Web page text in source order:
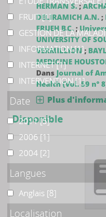
HERMAN S.;
DELIRAMICH A.N.;
FRUEH B.C.;
UNIVERSITY OF
VERMILLION;
MEDICINE
Dans Journal of
Health (Vol. 59 n°
Plus
Disponible
FRUITFRUIT[1]
GESTION DE LA MALADIE
GESTION DE LA
INFORMATION
INFORMATION[1]
INTERNET
INTERNET[1]
INTERVENTION
INTERVENTION[1]
Date
20112011[5]
20062006 [1]
20042004 [2]
Langues
Anglais
Anglais [8]
Localisation